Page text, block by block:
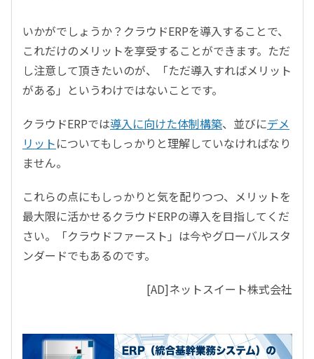
いかがでしょうか？クラウドERPを導入することで、
これだけのメリットを享受することができます。ただ
し注意して頂きたいのが、「ただ導入すればメリット
がある」というわけではないことです。
クラウドERPでは導入に向けた体制構築、並びにデメ
リットについてもしっかりと理解していなければなり
ません。
これらの点にもしっかりと気を配りつつ、メリットを
最大限に活かせるクラウドERPの導入を目指してくだ
さい。「クラウドファースト」は今やグローバルスタ
ンダードでもあるのです。
[AD]ネットスイート株式会社